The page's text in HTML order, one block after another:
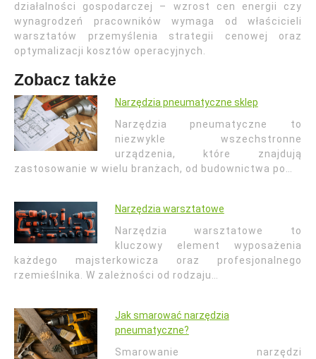
działalności gospodarczej – wzrost cen energii czy
wynagrodzeń pracowników wymaga od właścicieli
warsztatów przemyślenia strategii cenowej oraz
optymalizacji kosztów operacyjnych.
Zobacz także
Narzędzia pneumatyczne sklep
Narzędzia pneumatyczne to
niezwykle wszechstronne
urządzenia, które znajdują
zastosowanie w wielu branżach, od budownictwa po…
Narzędzia warsztatowe
Narzędzia warsztatowe to
kluczowy element wyposażenia
każdego majsterkowicza oraz profesjonalnego
rzemieślnika. W zależności od rodzaju…
Jak smarować narzędzia
pneumatyczne?
Smarowanie narzędzi